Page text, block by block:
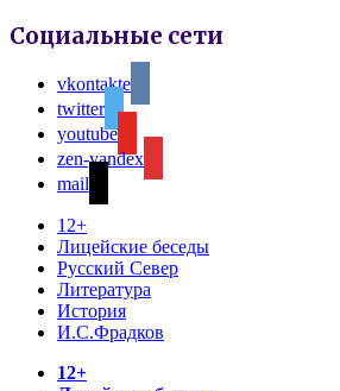
Социальные сети
vkontakte
twitter
youtube
zen-yandex
mail
12+
Лицейские беседы
Русский Север
Литература
История
И.С.Фрадков
12+